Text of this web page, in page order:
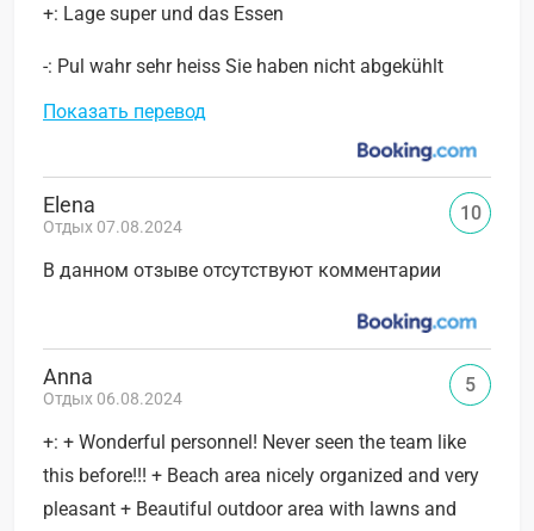
+: Lage super und das Essen
-: Pul wahr sehr heiss Sie haben nicht abgekühlt
Показать перевод
Elena
Отдых 07.08.2024
В данном отзыве отсутствуют комментарии
10
Anna
Отдых 06.08.2024
+: + Wonderful personnel! Never seen the team like
this before!!! + Beach area nicely organized and very
pleasant + Beautiful outdoor area with lawns and
5